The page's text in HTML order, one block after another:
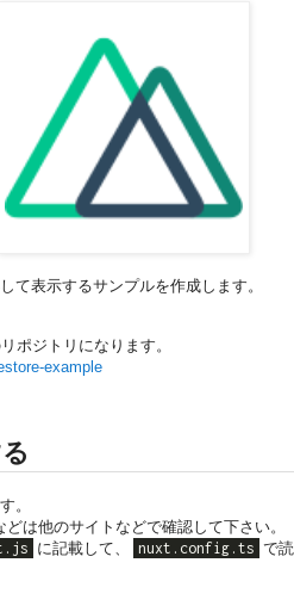
て表示するサンプルを作成します。
ポジトリになります。
example
。
は他のサイトなどで確認して下さい。
に記載して、 nuxt.config.ts で